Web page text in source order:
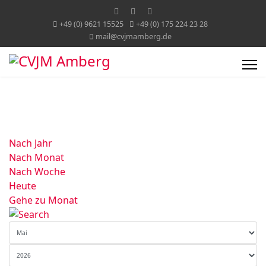
+49 (0) 9621 15525
+49 (0) 175 224 23 28
mail@cvjmamberg.de
Nach Jahr
Nach Monat
Nach Woche
Heute
Gehe zu Monat